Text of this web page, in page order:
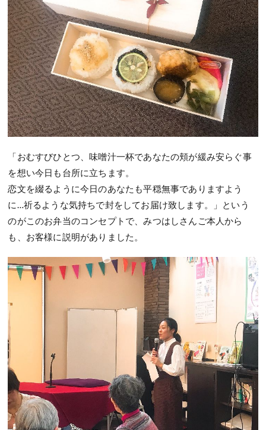
「おむすびひとつ、味噌汁一杯であなたの頬が緩み安らぐ事
を想い今日も台所に立ちます。
恋文を綴るように今日のあなたも平穏無事でありますよう
に…祈るような気持ちで封をしてお届け致します。」という
のがこのお弁当のコンセプトで、みつはしさんご本人から
も、お客様に説明がありました。